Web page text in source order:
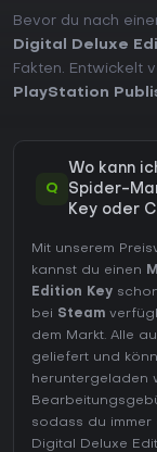
Bevor du nach
Digital Deluxe
Fakten. Entwickelt
PlayStation
Q
Wo kann
Spider-
Key oder
Mit unserem
kannst du einen
Edition Key
bei Steam
dem Markt. Alle
geliefert und
heruntergeladen
sodass du immer
Digital Deluxe